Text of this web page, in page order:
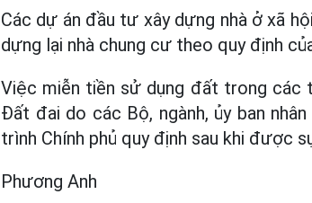
Các dự án đầu tư xây dựng nhà ở xã
dựng lại nhà chung cư theo quy định
Việc miễn tiền sử dụng đất trong các
Đất đai do các Bộ, ngành, ủy ban
trình Chính phủ quy định sau khi được
Phương Anh